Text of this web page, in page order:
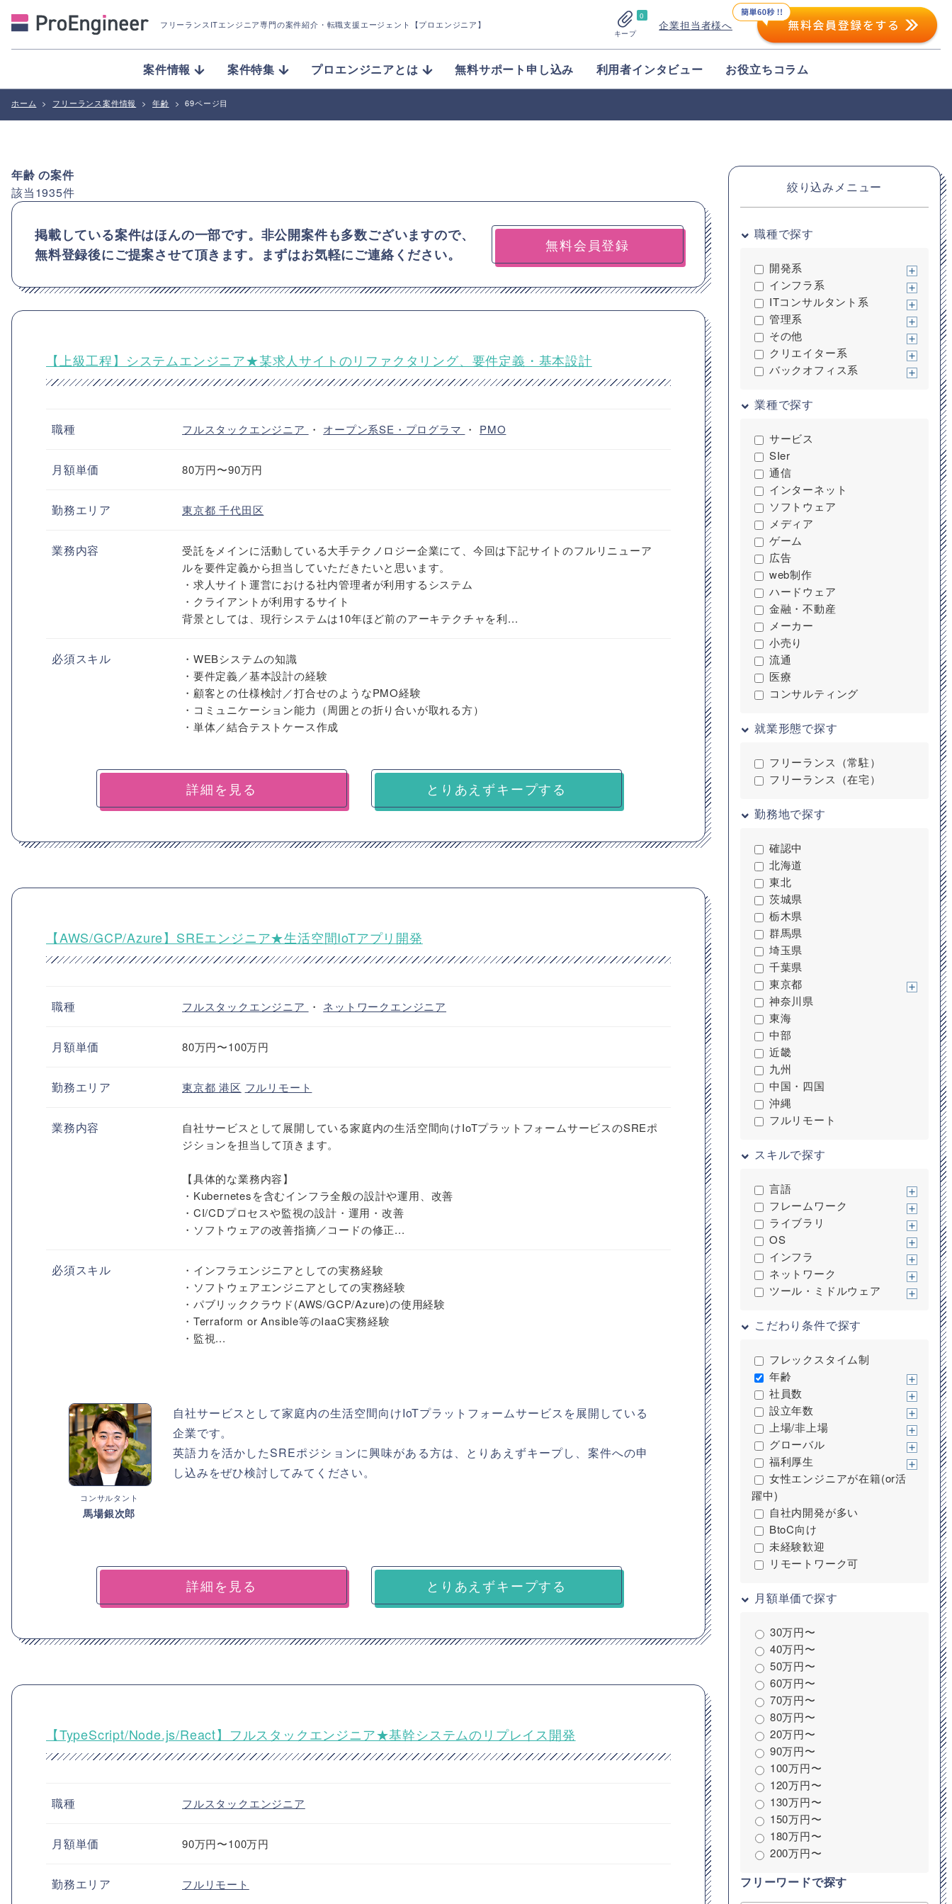
フリーランスITエンジニア専門の案件紹介 ・転職支援エージェント【プロエンジニア】
0
キープ
企業担当者様へ
案件情報 案件特集 プロエンジニアとは 無料サポート申し込み 利用者インタビュー お役立ちコラム
ホーム > フリーランス案件情報 > 年齢 > 69ページ目
年齢の案件
該当1935件
掲載している案件はほんの一部です。非公開案件も多数ございますので、
無料登録後にご提案させて頂きます。まずはお気軽にご連絡ください。
無料会員登録
【上級工程】システムエンジニア★某求人サイトのリファクタリング、要件定義・基本設計
職種 フルスタックエンジニア ・ オープン系SE・プログラマ ・ PMO
月額単価 80万円〜90万円
勤務エリア 東京都千代田区
業務内容
受託をメインに活動している大手テクノロジー企業にて、今回は下記サイトのフルリニューア
ルを要件定義から担当していただきたいと思います。
・求人サイト運営における社内管理者が利用するシステム
・クライアントが利用するサイト
背景としては、現行システムは10年ほど前のアーキテクチャを利...
必須スキル
・WEBシステムの知識
・要件定義／基本設計の経験
・顧客との仕様検討／打合せのようなPMO経験
・コミュニケーション能力（周囲との折り合いが取れる方）
・単体／結合テストケース作成
詳細を見る とりあえずキープする
【AWS/GCP/Azure】SREエンジニア★生活空間IoTアプリ開発
職種 フルスタックエンジニア ・ ネットワークエンジニア
月額単価 80万円〜100万円
勤務エリア 東京都港区 フルリモート
業務内容
自社サービスとして展開している家庭内の生活空間向けIoTプラットフォームサービスのSREポ
ジションを担当して頂きます。
【具体的な業務内容】
・Kubernetesを含むインフラ全般の設計や運用、改善
・CI/CDプロセスや監視の設計・運用・改善
・ソフトウェアの改善指摘／コードの修正...
必須スキル
・インフラエンジニアとしての実務経験
・ソフトウェアエンジニアとしての実務経験
・パブリッククラウド(AWS/GCP/Azure)の使用経験
・Terraform or Ansible等のIaaC実務経験
・監視...
コンサルタント
馬場銀次郎
自社サービスとして家庭内の生活空間向けIoTプラットフォームサービスを展開している
企業です。
英語力を活かしたSREポジションに興味がある方は、とりあえずキープし、案件への申
し込みをぜひ検討してみてください。
詳細を見る とりあえずキープする
【TypeScript/Node.js/React】フルスタックエンジニア★基幹システムのリプレイス開発
職種 フルスタックエンジニア
月額単価 90万円〜100万円
勤務エリア フルリモート
絞り込みメニュー
職種で探す
開発系
インフラ系
ITコンサルタント系
管理系
その他
クリエイター系
バックオフィス系
業種で探す
サービス
SIer
通信
インターネット
ソフトウェア
メディア
ゲーム
広告
web制作
ハードウェア
金融・不動産
メーカー
小売り
流通
医療
コンサルティング
就業形態で探す
フリーランス（常駐）
フリーランス（在宅）
勤務地で探す
確認中
北海道
東北
茨城県
栃木県
群馬県
埼玉県
千葉県
東京都
神奈川県
東海
中部
近畿
九州
中国・四国
沖縄
フルリモート
スキルで探す
言語
フレームワーク
ライブラリ
OS
インフラ
ネットワーク
ツール・ミドルウェア
こだわり条件で探す
フレックスタイム制
年齢
社員数
設立年数
上場/非上場
グローバル
福利厚生
女性エンジニアが在籍(or活
躍中)
自社内開発が多い
BtoC向け
未経験歓迎
リモートワーク可
月額単価で探す
30万円〜
40万円〜
50万円〜
60万円〜
70万円〜
80万円〜
20万円〜
90万円〜
100万円〜
120万円〜
130万円〜
150万円〜
180万円〜
200万円〜
フリーワードで探す